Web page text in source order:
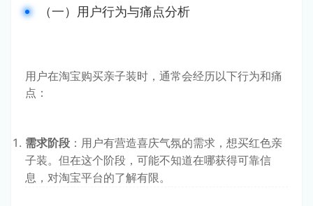
（一）用户行为与痛点分析
用户在淘宝购买亲子装时，通常会经历以下行为和痛
点：
需求阶段 ：用户有营造喜庆气氛的需求，想买红色亲
子装。但在这个阶段，可能不知道在哪获得可靠信
息，对淘宝平台的了解有限。